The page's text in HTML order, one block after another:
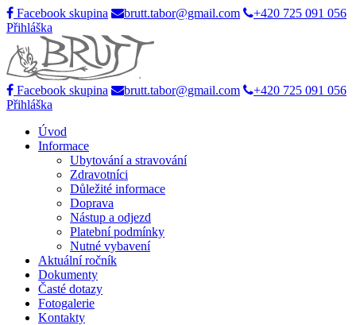
Facebook skupina brutt.tabor@gmail.com
+420 725 091 056
Přihláška
Facebook skupina brutt.tabor@gmail.com
+420 725 091 056
Přihláška
Úvod
Informace
Ubytování a stravování
Zdravotníci
Důležité informace
Doprava
Nástup a odjezd
Platební podmínky
Nutné vybavení
Aktuální ročník
Dokumenty
Časté dotazy
Fotogalerie
Kontakty